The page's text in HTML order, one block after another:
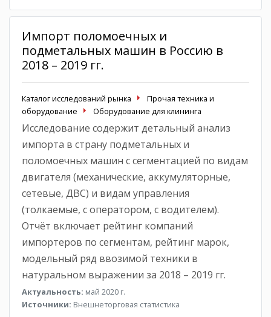
Импорт поломоечных и
подметальных машин в Россию в
2018 – 2019 гг.
Каталог исследований рынка
Прочая техника и
оборудование
Оборудование для клининга
Исследование содержит детальный анализ
импорта в страну подметальных и
поломоечных машин с сегментацией по видам
двигателя (механические, аккумуляторные,
сетевые, ДВС) и видам управления
(толкаемые, с оператором, с водителем).
Отчёт включает рейтинг компаний
импортеров по сегментам, рейтинг марок,
модельный ряд ввозимой техники в
натуральном выражении за 2018 – 2019 гг.
Актуальность: май 2020 г.
Источники: Внешнеторговая статистика